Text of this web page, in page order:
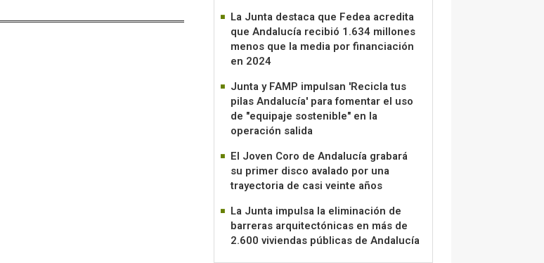
La Junta destaca que Fedea acredita
que Andalucía recibió 1.634 millones
menos que la media por financiación
en 2024
Junta y FAMP impulsan 'Recicla tus
pilas Andalucía' para fomentar el uso
de "equipaje sostenible" en la
operación salida
El Joven Coro de Andalucía grabará
su primer disco avalado por una
trayectoria de casi veinte años
La Junta impulsa la eliminación de
barreras arquitectónicas en más de
2.600 viviendas públicas de Andalucía